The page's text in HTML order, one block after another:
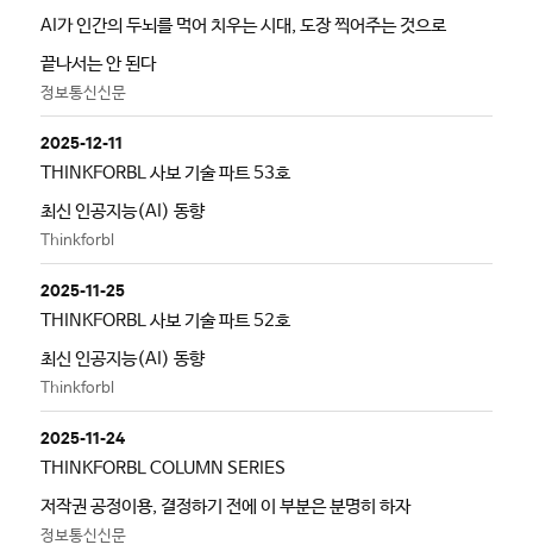
AI가 인간의 두뇌를 먹어 치우는 시대, 도장 찍어주는 것으로
끝나서는 안 된다
정보통신신문
2025-12-11
THINKFORBL 사보 기술 파트 53호
최신 인공지능(AI) 동향
Thinkforbl
2025-11-25
THINKFORBL 사보 기술 파트 52호
최신 인공지능(AI) 동향
Thinkforbl
2025-11-24
THINKFORBL COLUMN SERIES
저작권 공정이용, 결정하기 전에 이 부분은 분명히 하자
정보통신신문